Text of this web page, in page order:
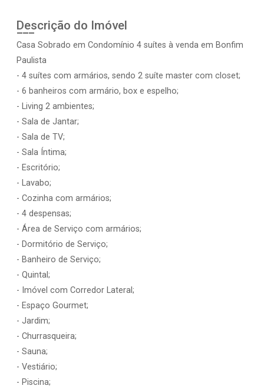
Descrição do Imóvel
Casa Sobrado em Condomínio 4 suítes à venda em Bonfim
Paulista
- 4 suítes com armários, sendo 2 suíte master com closet;
- 6 banheiros com armário, box e espelho;
- Living 2 ambientes;
- Sala de Jantar;
- Sala de TV;
- Sala Íntima;
- Escritório;
- Lavabo;
- Cozinha com armários;
- 4 despensas;
- Área de Serviço com armários;
- Dormitório de Serviço;
- Banheiro de Serviço;
- Quintal;
- Imóvel com Corredor Lateral;
- Espaço Gourmet;
- Jardim;
- Churrasqueira;
- Sauna;
- Vestiário;
- Piscina;